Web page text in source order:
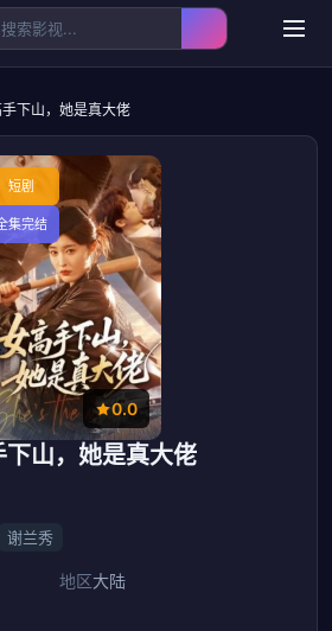
下山，她是真大佬
短剧
集完结
0.0
下山，她是真大佬
谢兰秀
地区大陆